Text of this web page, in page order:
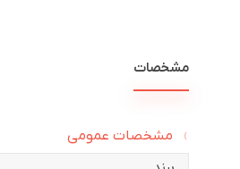
مشخصات
مشخصات عمومی